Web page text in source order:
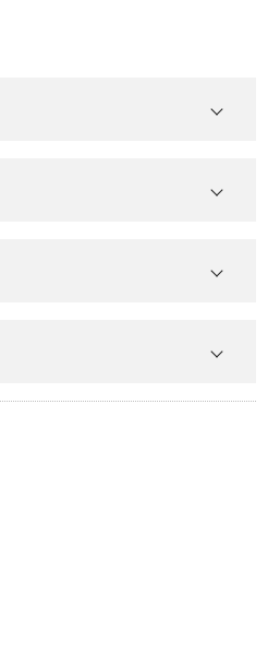
ーア再保険株式会社からのご寄付